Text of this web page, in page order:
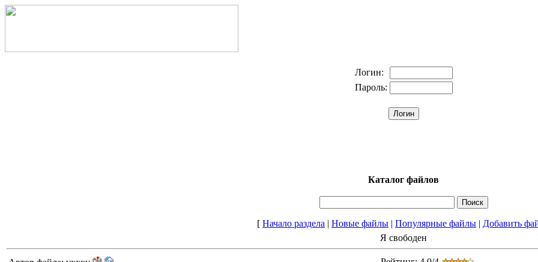
Логин:
Пароль:
Каталог файлов
[ Начало раздела | Новые файлы | Популярные файлы | Добавить
Я свободен